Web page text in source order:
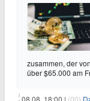
zusammen, der
über $65.000 am
08.08. 18:00 | (00)